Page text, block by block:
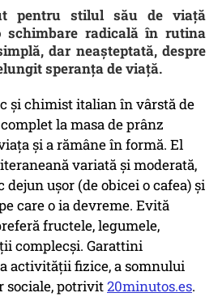
pentru stilul său de viață
radicală în rutina
dar neașteptată, despre
speranța de viață.
și chimist italian în vârstă de
la masa de prânz
și a rămâne în formă. El
variată și moderată,
ușor (de obicei o cafea) și
care o ia devreme. Evită
fructele, legumele,
complecși. Garattini
activității fizice, a somnului
sociale, potrivit20minutos.es.